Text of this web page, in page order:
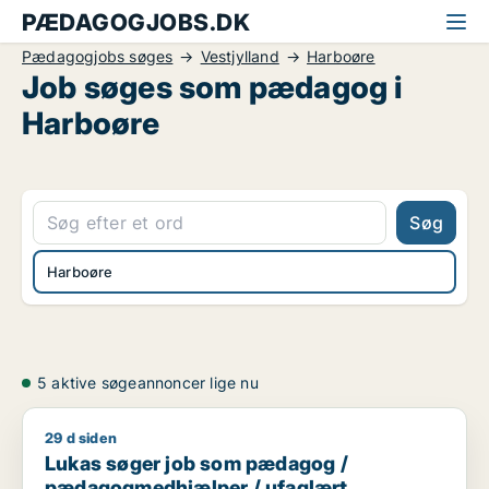
PÆDAGOGJOBS.DK
Pædagogjobs søges Vestjylland Harboøre
Job søges som pædagog i
Harboøre
Søg
Harboøre
5 aktive søgeannoncer lige nu
Lukas søger job som pædagog / pædagogmedhjælper /
29 d siden
Lukas søger job som pædagog /